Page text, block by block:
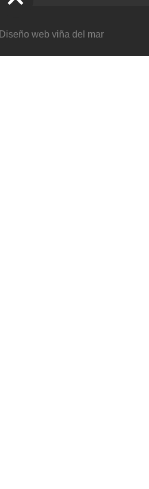
Diseño web viña del mar